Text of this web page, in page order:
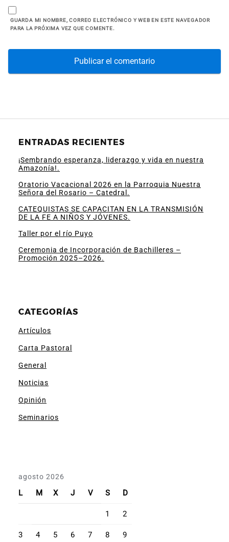
GUARDA MI NOMBRE, CORREO ELECTRÓNICO Y WEB EN ESTE NAVEGADOR
PARA LA PRÓXIMA VEZ QUE COMENTE.
ENTRADAS RECIENTES
¡Sembrando esperanza, liderazgo y vida en nuestra
Amazonía!.
Oratorio Vacacional 2026 en la Parroquia Nuestra
Señora del Rosario – Catedral.
CATEQUISTAS SE CAPACITAN EN LA TRANSMISIÓN
DE LA FE A NIÑOS Y JÓVENES.
Taller por el río Puyo
Ceremonia de Incorporación de Bachilleres –
Promoción 2025–2026.
CATEGORÍAS
Artículos
Carta Pastoral
General
Noticias
Opinión
Seminarios
agosto 2026
L M X J V S D
1 2
3 4 5 6 7 8 9